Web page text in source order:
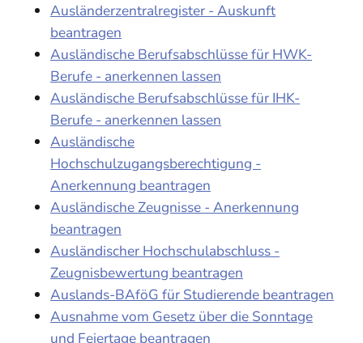
Ausländerzentralregister - Auskunft
beantragen
Ausländische Berufsabschlüsse für HWK-
Berufe - anerkennen lassen
Ausländische Berufsabschlüsse für IHK-
Berufe - anerkennen lassen
Ausländische
Hochschulzugangsberechtigung -
Anerkennung beantragen
Ausländische Zeugnisse - Anerkennung
beantragen
Ausländischer Hochschulabschluss -
Zeugnisbewertung beantragen
Auslands-BAföG für Studierende beantragen
Ausnahme vom Gesetz über die Sonntage
und Feiertage beantragen